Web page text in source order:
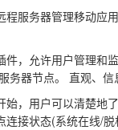
程服务器管理移动应
件，允许用户管理和
务器节点。 直观、
始，用户可以清楚地
连接状态(系统在线/脱